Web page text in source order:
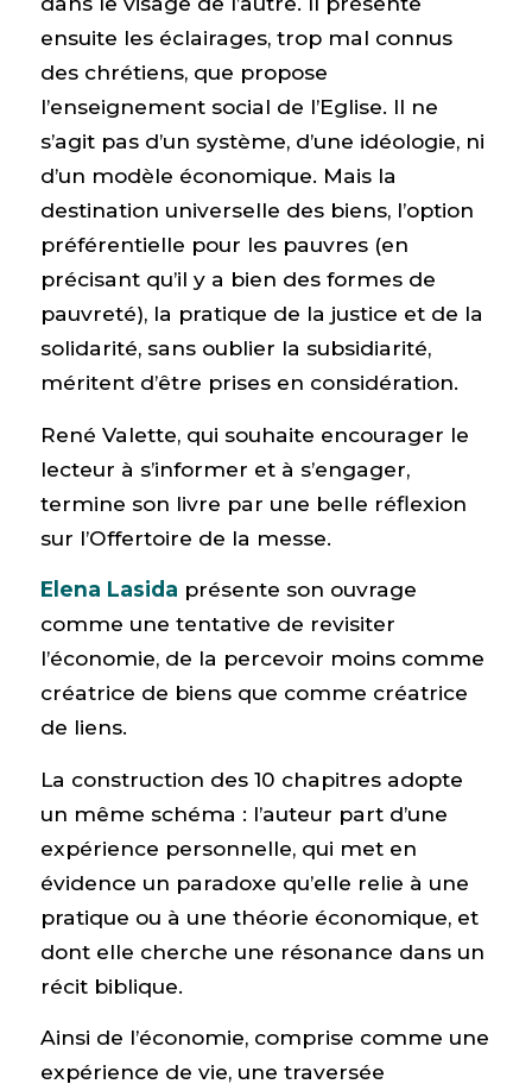
ensuite les éclairages, trop mal connus
des chrétiens, que propose
l’enseignement social de l’Eglise. Il ne
s’agit pas d’un système, d’une idéologie, ni
d’un modèle économique. Mais la
destination universelle des biens, l’option
préférentielle pour les pauvres (en
précisant qu’il y a bien des formes de
pauvreté), la pratique de la justice et de la
solidarité, sans oublier la subsidiarité,
méritent d’être prises en considération.
René Valette, qui souhaite encourager le
lecteur à s’informer et à s’engager,
termine son livre par une belle réflexion
sur l’Offertoire de la messe.
Elena Lasida présente son ouvrage
comme une tentative de revisiter
l’économie, de la percevoir moins comme
créatrice de biens que comme créatrice
de liens.
La construction des 10 chapitres adopte
un même schéma : l’auteur part d’une
expérience personnelle, qui met en
évidence un paradoxe qu’elle relie à une
pratique ou à une théorie économique, et
dont elle cherche une résonance dans un
récit biblique.
Ainsi de l’économie, comprise comme une
expérience de vie, une traversée